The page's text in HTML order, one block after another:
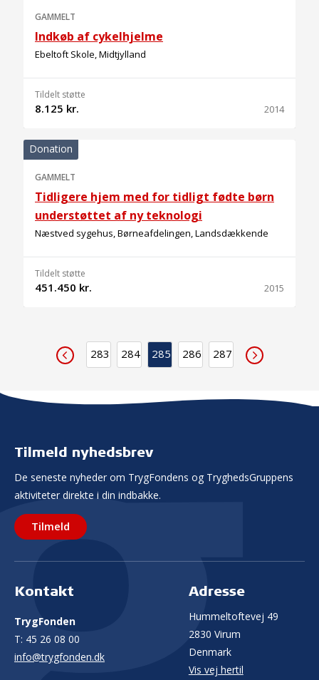
GAMMELT
Indkøb af cykelhjelme
Ebeltoft Skole, Midtjylland
Tildelt støtte
8.125 kr. 2014
Donation
GAMMELT
Tidligere hjem med for tidligt fødte børn
understøttet af ny teknologi
Næstved sygehus, Børneafdelingen, Landsdækkende
Tildelt støtte
451.450 kr. 2015
283 284 285 286 287
Tilmeld nyhedsbrev
De seneste nyheder om TrygFondens og TryghedsGruppens
aktiviteter direkte i din indbakke.
Tilmeld
Kontakt
TrygFonden
T: 45 26 08 00
info@trygfonden.dk
Adresse
Hummeltoftevej 49
2830 Virum
Denmark
Vis vej hertil